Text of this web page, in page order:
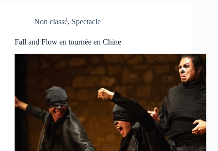
Non classé, Spectacle
Fall and Flow en tournée en Chine